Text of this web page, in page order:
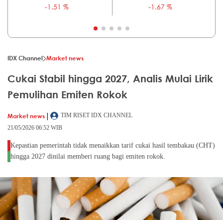
-1.51 %
-1.67 %
IDX Channel Market news
Cukai Stabil hingga 2027, Analis Mulai Lirik
Pemulihan Emiten Rokok
Market news |
TIM RISET IDX CHANNEL
21/05/2026 06:52 WIB
Kepastian pemerintah tidak menaikkan tarif cukai hasil tembakau (CHT)
hingga 2027 dinilai memberi ruang bagi emiten rokok.